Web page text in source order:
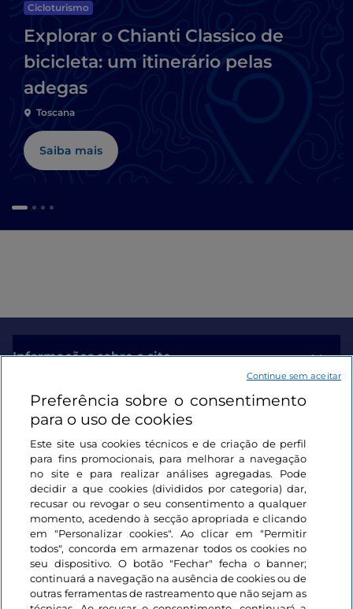
Cicloturismo
Explorar o Chianti Classico de
bicicleta: um itinerário pelas
adegas
Toscana
Saiba mais
Informações sobre o site
Ligações úteis
Iniciar sessão
Mantenha-se em contacto
Preferência sobre o consentimento
para o uso de cookies
Este site usa cookies técnicos e de criação de perfil
para fins promocionais, para melhorar a navegação
no site e para realizar análises agregadas. Pode
decidir a que cookies (divididos por categoria) dar,
recusar ou revogar o seu consentimento a qualquer
momento, acedendo à secção apropriada e clicando
em "Personalizar cookies". Ao clicar em "Permitir
todos", concorda em armazenar todos os cookies no
seu dispositivo. O botão "Fechar" fecha o banner;
continuará a navegação na ausência de cookies ou de
outras ferramentas de rastreamento que não sejam as
Continue sem aceitar